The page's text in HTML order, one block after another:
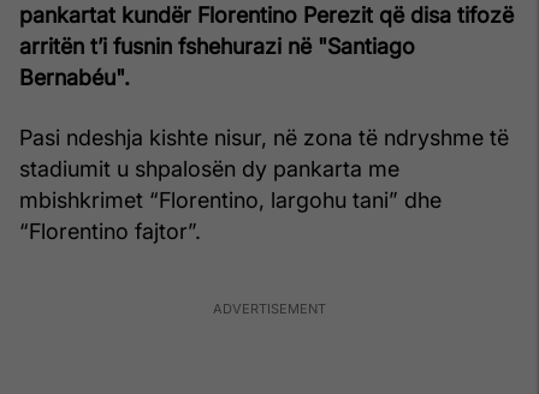
pankartat kundër Florentino Perezit që disa tifozë
arritën t’i fusnin fshehurazi në "Santiago
Bernabéu".
Pasi ndeshja kishte nisur, në zona të ndryshme të
stadiumit u shpalosën dy pankarta me
mbishkrimet “Florentino, largohu tani” dhe
“Florentino fajtor”.